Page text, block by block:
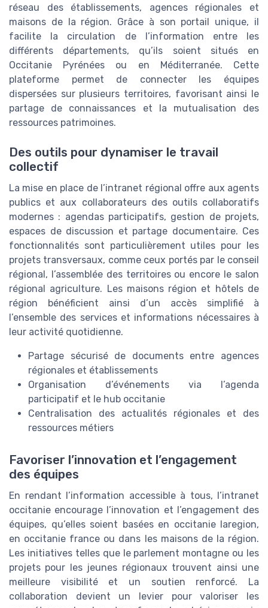
réseau des établissements, agences régionales et
maisons de la région. Grâce à son portail unique, il
facilite la circulation de l’information entre les
différents départements, qu’ils soient situés en
Occitanie Pyrénées ou en Méditerranée. Cette
plateforme permet de connecter les équipes
dispersées sur plusieurs territoires, favorisant ainsi le
partage de connaissances et la mutualisation des
ressources patrimoines.
Des outils pour dynamiser le travail
collectif
La mise en place de l’intranet régional offre aux agents
publics et aux collaborateurs des outils collaboratifs
modernes : agendas participatifs, gestion de projets,
espaces de discussion et partage documentaire. Ces
fonctionnalités sont particulièrement utiles pour les
projets transversaux, comme ceux portés par le conseil
régional, l’assemblée des territoires ou encore le salon
régional agriculture. Les maisons région et hôtels de
région bénéficient ainsi d’un accès simplifié à
l’ensemble des services et informations nécessaires à
leur activité quotidienne.
Partage sécurisé de documents entre agences
régionales et établissements
Organisation d’événements via l’agenda
participatif et le hub occitanie
Centralisation des actualités régionales et des
ressources métiers
Favoriser l’innovation et l’engagement
des équipes
En rendant l’information accessible à tous, l’intranet
occitanie encourage l’innovation et l’engagement des
équipes, qu’elles soient basées en occitanie laregion,
en occitanie france ou dans les maisons de la région.
Les initiatives telles que le parlement montagne ou les
projets pour les jeunes régionaux trouvent ainsi une
meilleure visibilité et un soutien renforcé. La
collaboration devient un levier pour valoriser les